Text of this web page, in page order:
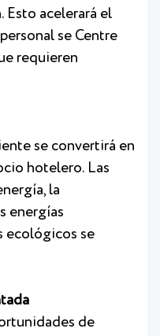
Esto acelerará el
se Centre
requieren
se convertirá en
hotelero. Las
la
energías
ecológicos se
de